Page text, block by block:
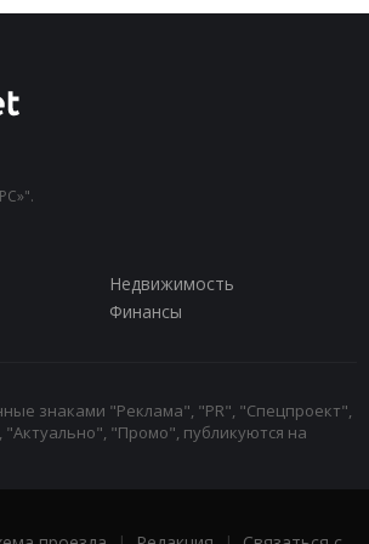
Недвижимость
Финансы
знаками "Реклама", "PR", "Спецпроект",
"Промо", публикуются на